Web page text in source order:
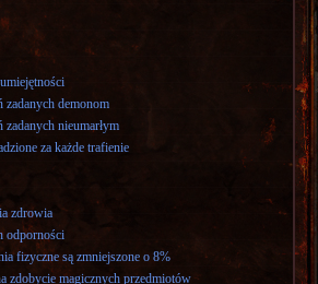
zadanych demonom
nieumarłym
za każde trafienie
zdrowia
odporności
fizyczne są zmniejszone o 8%
zdobycie magicznych przedmiotów